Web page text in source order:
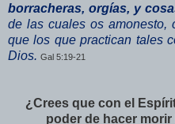
borracheras, orgías, y
de las cuales os amonesto,
que los que practican tales
Dios. Gal 5:19-21
¿Crees que con el
poder de hacer